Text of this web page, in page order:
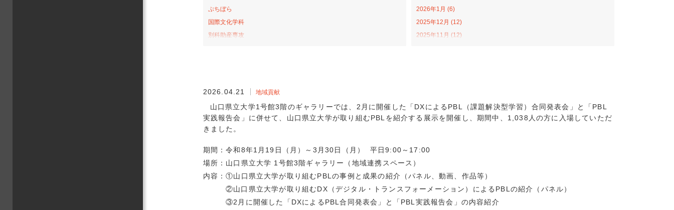
ぷちぼら
国際文化学科
別科助産専攻
山口-ナバラ コラボ広場
社会福祉学科
オープンカレッジ
栄養学科
食育戦隊ゴハンジャー
インターンシップ
文化創造学科
情報社会学科
2026年1月 (6)
2025年12月 (12)
2025年11月 (12)
2025年4月 (4)
2025年1月 (7)
2024年11月 (10)
2024年10月 (9)
2024年9月 (5)
2026.04.21 地域貢献
山口県立大学1号館3階のギャラリーでは、2月に開催した「DXによるPBL（課題解決型学習）合同発表会」と「PBL
実践報告会」に併せて、山口県立大学が取り組むPBLを紹介する展示を開催し、期間中、1,038人の方に入場していただ
きました。
期間：令和8年1月19日（月）～3月30日（月） 平日9:00～17:00
場所：山口県立大学 1号館3階ギャラリー（地域連携スペース）
内容：①山口県立大学が取り組むPBLの事例と成果の紹介（パネル、動画、作品等）
②山口県立大学が取り組むDX（デジタル・トランスフォーメーション）によるPBLの紹介（パネル）
③2月に開催した「DXによるPBL合同発表会」と「PBL実践報告会」の内容紹介